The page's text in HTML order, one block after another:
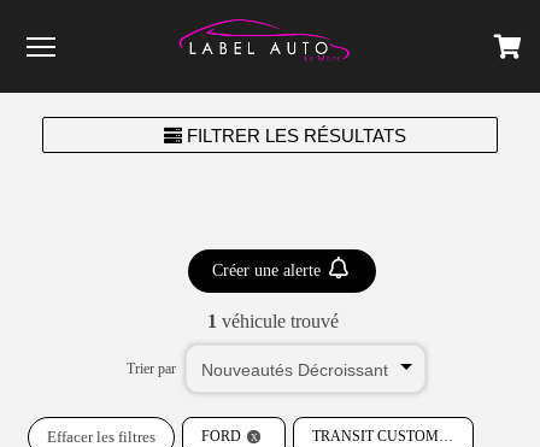
FILTRER LES RÉSULTATS
1 véhicule trouvé
Créer une alerte
Trier par
FORD
Effacer les filtres TRANSIT CUSTOM